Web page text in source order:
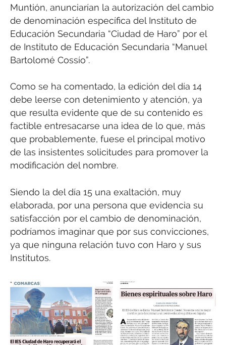
Muntión, anunciarían la autorización del cambio
de denominación específica del Instituto de
Educación Secundaria “Ciudad de Haro” por el
de Instituto de Educación Secundaria “Manuel
Bartolomé Cossío”.
Como se ha comentado, la edición del día 14
debe leerse con detenimiento y atención, ya
que resulta evidente que de su contenido es
factible entresacarse una idea de lo que, más
que probablemente, fuese el principal motivo
de las insistentes solicitudes para promover la
modificación del nombre.
Siendo la del día 15 una exaltación, muy
elaborada, por una persona que evidencia su
satisfacción por el cambio de denominación,
podríamos imaginar que por sus convicciones,
ya que ninguna relación tuvo con Haro y sus
Institutos.